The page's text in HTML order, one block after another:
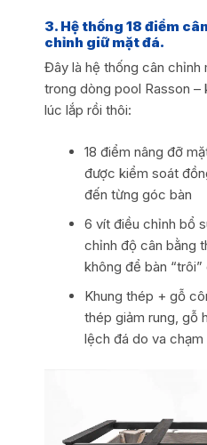
3. Hệ thống 18 điểm
chỉnh giữ mặt đá.
Đây là hệ thống cân chỉnh
trong dòng pool Rasson –
lúc lắp rồi thôi:
18 điểm nâng đỡ
được kiểm soát
đến từng góc bàn
6 vít điều chỉnh bổ
chỉnh độ cân bằng
không để bàn “trôi”
Khung thép + gỗ
thép giảm rung, gỗ
lệch đá do va